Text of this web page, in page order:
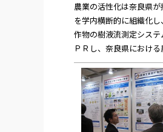
農業の活性化は奈良県
を学内横断的に組織化
作物の樹液流測定シス
ＰＲし、奈良県におけ